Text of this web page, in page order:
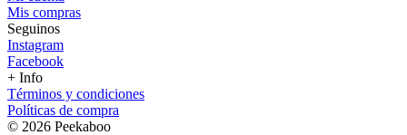
Mis compras
Seguinos
Instagram
Facebook
+ Info
Términos y condiciones
Políticas de compra
© 2026 Peekaboo